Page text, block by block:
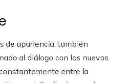
de apariencia; también
al diálogo con las nuevas
entre la